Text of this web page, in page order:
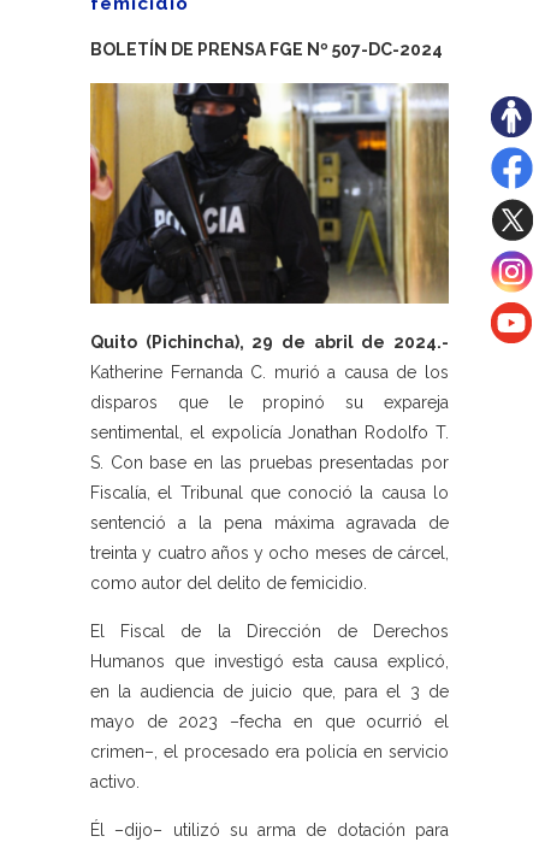
BOLETÍN DE PRENSA FGE Nº 507-DC-2024
Quito (Pichincha), 29 de abril de 2024.-
Katherine Fernanda C. murió a causa de los
disparos que le propinó su expareja
sentimental, el expolicía Jonathan Rodolfo T.
S. Con base en las pruebas presentadas por
Fiscalía, el Tribunal que conoció la causa lo
sentenció a la pena máxima agravada de
treinta y cuatro años y ocho meses de cárcel,
como autor del delito de femicidio.
El Fiscal de la Dirección de Derechos
Humanos que investigó esta causa explicó,
en la audiencia de juicio que, para el 3 de
mayo de 2023 –fecha en que ocurrió el
crimen–, el procesado era policía en servicio
activo.
Él –dijo– utilizó su arma de dotación para